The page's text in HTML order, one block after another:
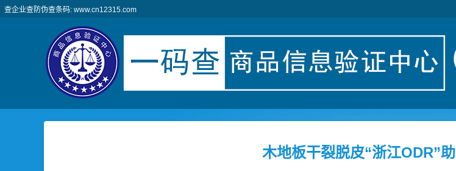
查企业查防伪查条码: www.cn12315.com
木地板干裂脱皮“浙江ODR”